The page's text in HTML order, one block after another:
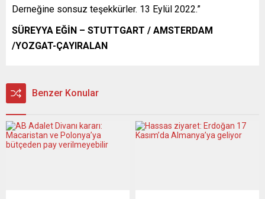
Derneğine sonsuz teşekkürler. 13 Eylül 2022.”
SÜREYYA EĞİN – STUTTGART / AMSTERDAM
/YOZGAT-ÇAYIRALAN
Benzer Konular